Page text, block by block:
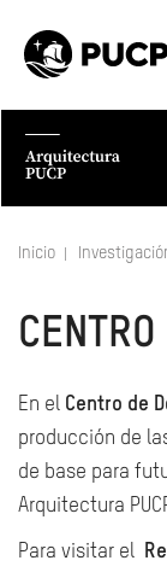
Inicio
En el Centro de
producción de
de base para
Arquitectura
Para visitar el